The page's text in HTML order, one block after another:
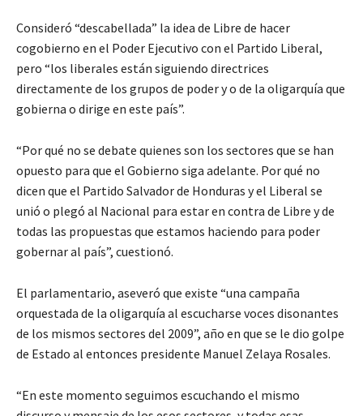
Consideró “descabellada” la idea de Libre de hacer
cogobierno en el Poder Ejecutivo con el Partido Liberal,
pero “los liberales están siguiendo directrices
directamente de los grupos de poder y o de la oligarquía que
gobierna o dirige en este país”.
“Por qué no se debate quienes son los sectores que se han
opuesto para que el Gobierno siga adelante. Por qué no
dicen que el Partido Salvador de Honduras y el Liberal se
unió o plegó al Nacional para estar en contra de Libre y de
todas las propuestas que estamos haciendo para poder
gobernar al país”, cuestionó.
El parlamentario, aseveró que existe “una campaña
orquestada de la oligarquía al escucharse voces disonantes
de los mismos sectores del 2009”, año en que se le dio golpe
de Estado al entonces presidente Manuel Zelaya Rosales.
“En este momento seguimos escuchando el mismo